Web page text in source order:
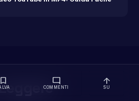
bookmark mode_comment
COMMENTI
arrow_upward
SU